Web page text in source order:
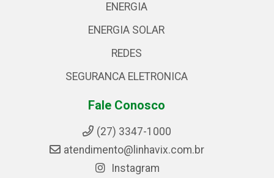
ENERGIA
ENERGIA SOLAR
REDES
SEGURANCA ELETRONICA
Fale Conosco
(27) 3347-1000
atendimento@linhavix.com.br
Instagram